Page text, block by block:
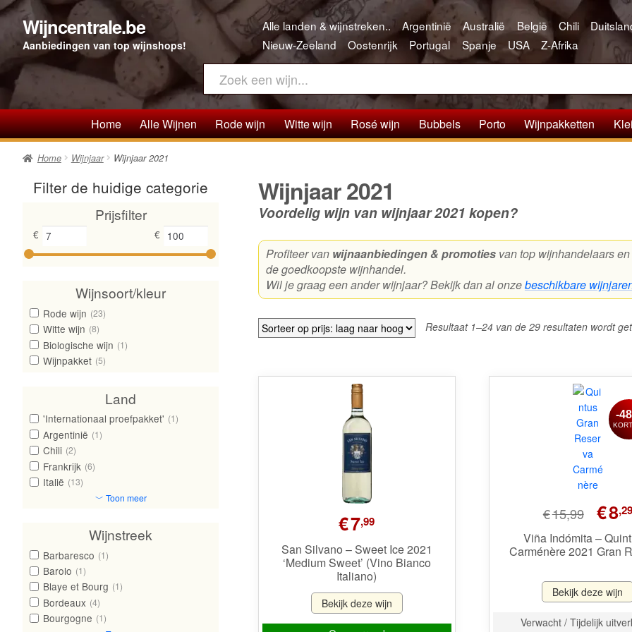
Ga
door
naar
navigatie
Ga
direct
naar
Wijncentrale.be
Aanbiedingen van top wijnshops!
Alle landen & wijnstreken.. Argentinië Australië België Chili
Nieuw-Zeeland
Oostenrijk Portugal Spanje USA Z-Afrika
Home Alle Wijnen Rode wijn Witte wijn Rosé wijn Bubbels Porto Wijnpakketten
Home Wijnjaar Wijnjaar 2021
Wijnjaar 2021
Voordelig wijn van wijnjaar 2021 kopen?
Profiteer van wijnaanbiedingen & promotiesvan top wijnhandelaars
de goedkoopste wijnhandel.
Wil je graag een ander wijnjaar? Bekijk dan al onzebeschikbare
Resultaat 1–24 van de 29 resultaten wordt
€7,99
San Silvano – Sweet Ice 2021
‘Medium Sweet’ (Vino Bianco
Italiano)
Bekijk deze wijn
€15,99
prijs
was:
€15,99.
€8,29
Viña Indómita –
Carménère 2021 Gran
-
Bekijk deze wijn
Verwacht / Tijdelijk
Filter de huidige categorie
Prijsfilter
€ €
Wijnsoort/kleur
Rode wijn (23)
Witte wijn (8)
Biologische wijn (1)
Wijnpakket (5)
Land
'Internationaal proefpakket' (1)
Argentinië (1)
Chili (2)
Frankrijk (6)
Italië (13)
﹀ Toon meer
Wijnstreek
Barbaresco (1)
Barolo (1)
Blaye et Bourg (1)
Bordeaux (4)
Bourgogne (1)